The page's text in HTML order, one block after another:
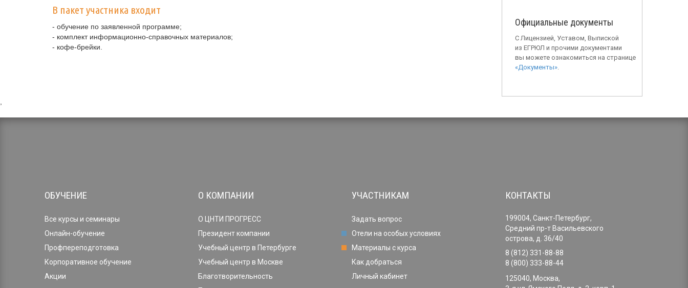
В пакет участника входит
- обучение по заявленной программе;
- комплект информационно-справочных материалов;
- кофе-брейки.
Официальные документы
С Лицензией, Уставом, Выпиской
из ЕГРЮЛ и прочими документами
вы можете ознакомиться на странице
«Документы».
ОБУЧЕНИЕ
Все курсы и семинары
Онлайн-обучение
Профпереподготовка
Корпоративное обучение
Акции
О КОМПАНИИ
О ЦНТИ ПРОГРЕСС
Президент компании
Учебный центр в Петербурге
Учебный центр в Москве
Благотворительность
УЧАСТНИКАМ
Задать вопрос
Отели на особых условиях
Материалы с курса
Как добраться
Личный кабинет
КОНТАКТЫ
199004, Санкт-Петербург,
Средний пр-т Васильевского
острова, д. 36/40
8 (812) 331-88-88
8 (800) 333-88-44
125040, Москва,